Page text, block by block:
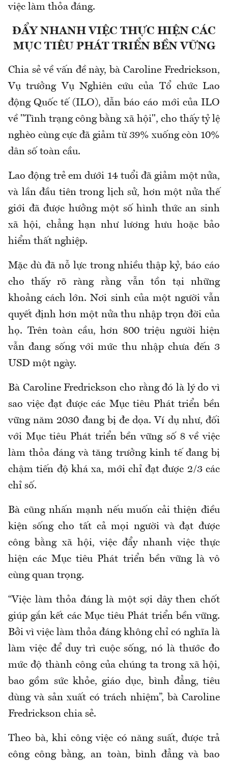
việc làm thỏa đáng.
ĐẨY NHANH VIỆC THỰC HIỆN CÁC
MỤC TIÊU PHÁT TRIỂN BỀN VỮNG
Chia sẻ về vấn đề này, bà Caroline Fredrickson,
Vụ trưởng Vụ Nghiên cứu của Tổ chức Lao
động Quốc tế (ILO), dẫn báo cáo mới của ILO
về "Tình trạng công bằng xã hội", cho thấy tỷ lệ
nghèo cùng cực đã giảm từ 39% xuống còn 10%
dân số toàn cầu.
Lao động trẻ em dưới 14 tuổi đã giảm một nửa,
và lần đầu tiên trong lịch sử, hơn một nửa thế
giới đã được hưởng một số hình thức an sinh
xã hội, chẳng hạn như lương hưu hoặc bảo
hiểm thất nghiệp.
Mặc dù đã nỗ lực trong nhiều thập kỷ, báo cáo
cho thấy rõ ràng rằng vẫn tồn tại những
khoảng cách lớn. Nơi sinh của một người vẫn
quyết định hơn một nửa thu nhập trọn đời của
họ. Trên toàn cầu, hơn 800 triệu người hiện
vẫn đang sống với mức thu nhập chưa đến 3
USD một ngày.
Bà Caroline Fredrickson cho rằng đó là lý do vì
sao việc đạt được các Mục tiêu Phát triển bền
vững năm 2030 đang bị đe dọa. Ví dụ như, đối
với Mục tiêu Phát triển bền vững số 8 về việc
làm thỏa đáng và tăng trưởng kinh tế đang bị
chậm tiến độ khá xa, mới chỉ đạt được 2/3 các
chỉ số.
Bà cũng nhấn mạnh nếu muốn cải thiện điều
kiện sống cho tất cả mọi người và đạt được
công bằng xã hội, việc đẩy nhanh việc thực
hiện các Mục tiêu Phát triển bền vững là vô
cùng quan trọng.
“Việc làm thỏa đáng là một sợi dây then chốt
giúp gắn kết các Mục tiêu Phát triển bền vững.
Bởi vì việc làm thỏa đáng không chỉ có nghĩa là
làm việc để duy trì cuộc sống, nó là thước đo
mức độ thành công của chúng ta trong xã hội,
bao gồm sức khỏe, giáo dục, bình đẳng, tiêu
dùng và sản xuất có trách nhiệm”, bà Caroline
Fredrickson chia sẻ.
Theo bà, khi công việc có năng suất, được trả
công công bằng, an toàn, bình đẳng và bao